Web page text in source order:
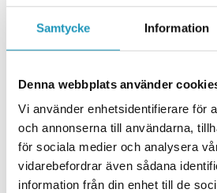
Samtycke Information
Denna webbplats använder
Vi använder enhetsidentifierare för
och annonserna till användarna,
för sociala medier och analysera
vidarebefordrar även sådana
information från din enhet till de
ONLINELAGER
BESTÄLLNINGSVARA
Skickas inom 4-6 Arbetsdagar
Lägsta pris de senaste 30-dagarna:
Leverans- & Returinformation
Spara produkt
Frågor om produkten?